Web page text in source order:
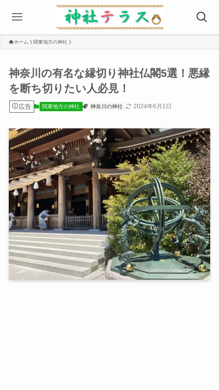
ホーム 関東地方の神社
神奈川の有名な縁切り神社仏閣5選！悪縁
を断ち切りたい人必見！
広告 関東地方の神社 神奈川の神社 2024年6月1日